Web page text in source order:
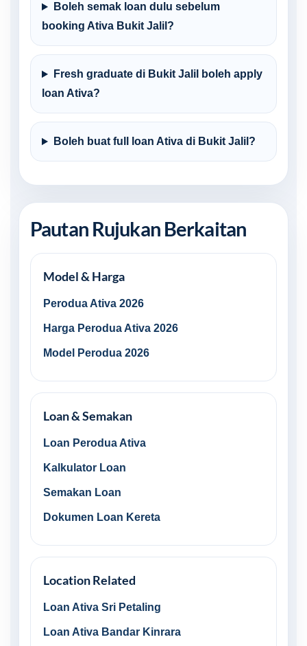
Boleh semak loan dulu sebelum
booking Ativa Bukit Jalil?
Fresh graduate di Bukit Jalil boleh apply
loan Ativa?
Boleh buat full loan Ativa di Bukit Jalil?
Pautan Rujukan Berkaitan
Model & Harga
Perodua Ativa 2026
Harga Perodua Ativa 2026
Model Perodua 2026
Loan & Semakan
Loan Perodua Ativa
Kalkulator Loan
Semakan Loan
Dokumen Loan Kereta
Location Related
Loan Ativa Sri Petaling
Loan Ativa Bandar Kinrara